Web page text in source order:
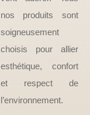
nos produits sont
soigneusement
choisis pour allier
esthétique, confort
et respect de
l’environnement.